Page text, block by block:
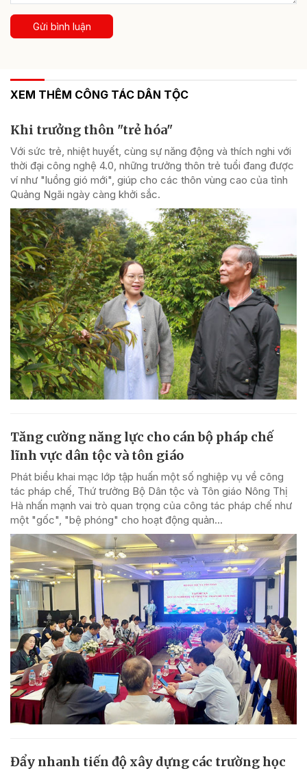
Gửi bình luận
XEM THÊM CÔNG TÁC DÂN TỘC
Khi trưởng thôn "trẻ hóa"
Với sức trẻ, nhiệt huyết, cùng sự năng động và thích nghi với
thời đại công nghệ 4.0, những trưởng thôn trẻ tuổi đang được
ví như "luồng gió mới", giúp cho các thôn vùng cao của tỉnh
Quảng Ngãi ngày càng khởi sắc.
Tăng cường năng lực cho cán bộ pháp chế
lĩnh vực dân tộc và tôn giáo
Phát biểu khai mạc lớp tập huấn một số nghiệp vụ về công
tác pháp chế, Thứ trưởng Bộ Dân tộc và Tôn giáo Nông Thị
Hà nhấn mạnh vai trò quan trọng của công tác pháp chế như
một "gốc", "bệ phóng" cho hoạt động quản...
Đẩy nhanh tiến độ xây dựng các trường học